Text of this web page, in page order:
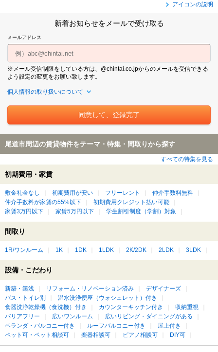
アイコンの説明
新着お知らせをメールで受け取る
メールアドレス
※メール受信制限をしている方は、@chintai.co.jpからのメールを受信できる
よう設定の変更をお願い致します。
個人情報の取り扱いについて
尾道市周辺の賃貸物件をテーマ・特集・間取りから探す
すべての特集を見る
初期費用・家賃
敷金礼金なし 初期費用が安い フリーレント
仲介手数料無料
仲介手数料が家賃の55%以下
初期費用クレジット払い可能
家賃3万円以下
家賃5万円以下 学生割引制度（学割）対象
間取り
1R/ワンルーム 1K 1DK 1LDK 2K/2DK 2LDK 3LDK
設備・こだわり
新築・築浅 リフォーム・リノベーション済み
デザイナーズ
バス・トイレ別
温水洗浄便座（ウォシュレット）付き
食器洗浄乾燥機（食洗機）付き
カウンターキッチン付き
収納重視
バリアフリー
広いワンルーム
広いリビング・ダイニングがある
ベランダ・バルコニー付き
ルーフバルコニー付き
屋上付き
ペット可・ペット相談可
楽器相談可 ピアノ相談可 DIY可